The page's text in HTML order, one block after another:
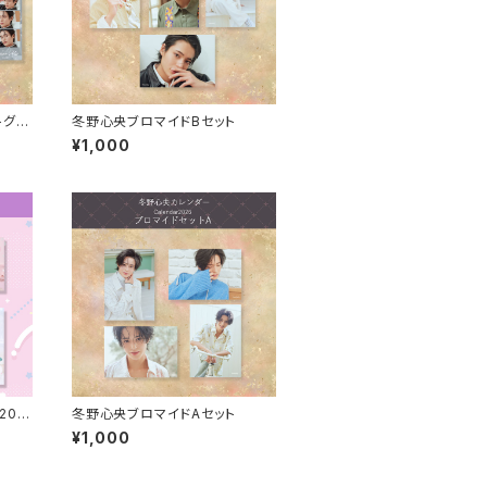
レ 冬野心央ブロマイドBセット
¥1,000
冬野心央ブロマイドAセット
¥1,000